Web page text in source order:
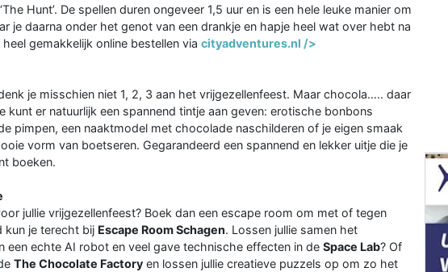
Hunt’. De spellen duren ongeveer 1,5 uur en is een hele leuke manier om
je daarna onder het genot van een drankje en hapje heel wat over hebt na
gemakkelijk online bestellen via cityadventures.nl />
je misschien niet 1, 2, 3 aan het vrijgezellenfeest. Maar chocola….. daar
kunt er natuurlijk een spannend tintje aan geven: erotische bonbons
pimpen, een naaktmodel met chocolade naschilderen of je eigen smaak
vorm van boetseren. Gegarandeerd een spannend en lekker uitje die je
boeken.
jullie vrijgezellenfeest? Boek dan een escape room om met of tegen
kun je terecht bij Escape Room Schagen. Lossen jullie samen het
een echte AI robot en veel gave technische effecten in de Space Lab? Of
The Chocolate Factory en lossen jullie creatieve puzzels op om zo het